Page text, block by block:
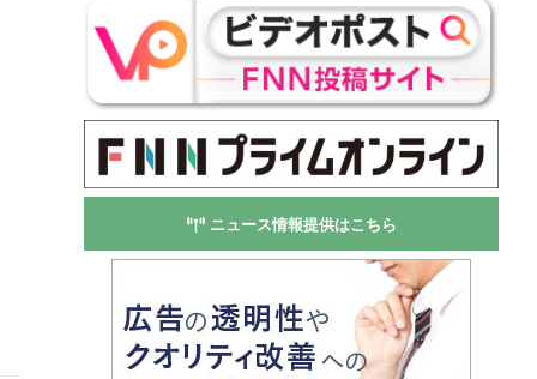
ニュース情報提供はこちら